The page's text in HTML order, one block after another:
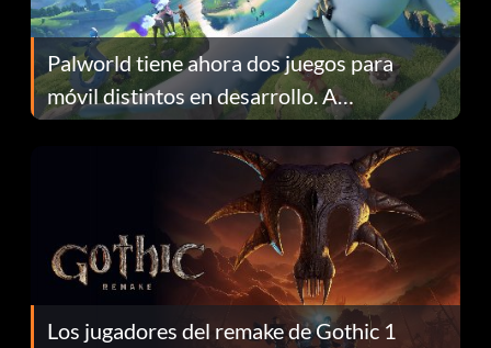
Palworld tiene ahora dos juegos para
móvil distintos en desarrollo. A
continuación te explicamos por qué.
Los jugadores del remake de Gothic 1